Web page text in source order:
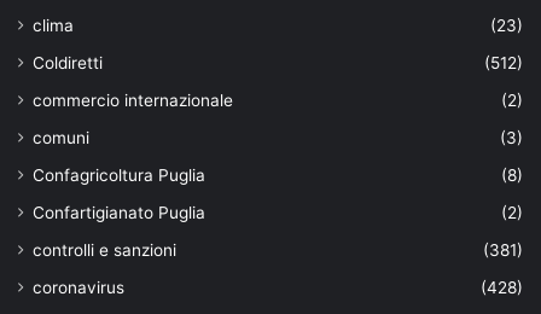
clima
(23)
Coldiretti
(512)
commercio internazionale
(2)
comuni
(3)
Confagricoltura Puglia
(8)
Confartigianato Puglia
(2)
controlli e sanzioni
(381)
coronavirus
(428)